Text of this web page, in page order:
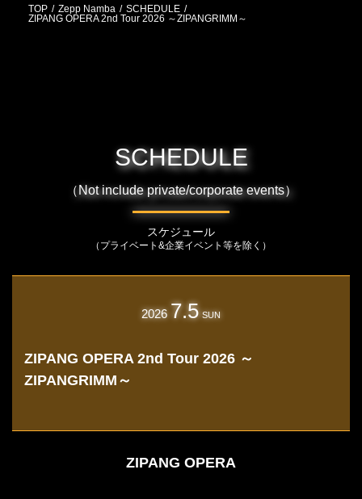
TOP Zepp Namba
SCHEDULE
ZIPANG OPERA 2nd Tour 2026 ～ZIPANGRIMM～
SCHEDULE
（Not include private/corporate events）
スケジュール
（プライベート&企業イベント等を除く）
2026 7.5 SUN
ZIPANG OPERA 2nd Tour 2026 ～
ZIPANGRIMM～
ZIPANG OPERA